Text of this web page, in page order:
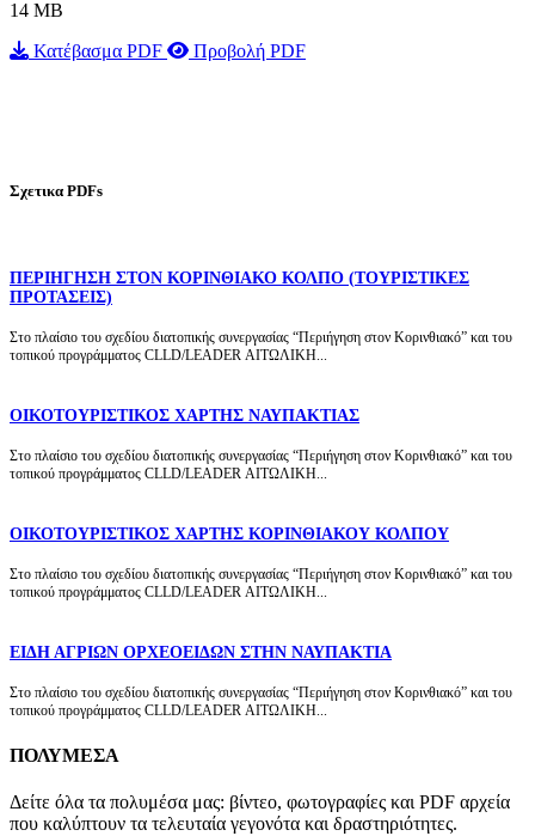
14 MB
Κατέβασμα PDF
Προβολή PDF
Σχετικα PDFs
ΠΕΡΙΗΓΗΣΗ ΣΤΟΝ ΚΟΡΙΝΘΙΑΚΟ ΚΟΛΠΟ (ΤΟΥΡΙΣΤΙΚΕΣ
ΠΡΟΤΑΣΕΙΣ)
Στο πλαίσιο του σχεδίου διατοπικής συνεργασίας “Περιήγηση στον Κορινθιακό” και του
τοπικού προγράμματος CLLD/LEADER ΑΙΤΩΛΙΚΗ...
ΟΙΚΟΤΟΥΡΙΣΤΙΚΟΣ ΧΑΡΤΗΣ ΝΑΥΠΑΚΤΙΑΣ
Στο πλαίσιο του σχεδίου διατοπικής συνεργασίας “Περιήγηση στον Κορινθιακό” και του
τοπικού προγράμματος CLLD/LEADER ΑΙΤΩΛΙΚΗ...
ΟΙΚΟΤΟΥΡΙΣΤΙΚΟΣ ΧΑΡΤΗΣ ΚΟΡΙΝΘΙΑΚΟΥ ΚΟΛΠΟΥ
Στο πλαίσιο του σχεδίου διατοπικής συνεργασίας “Περιήγηση στον Κορινθιακό” και του
τοπικού προγράμματος CLLD/LEADER ΑΙΤΩΛΙΚΗ...
ΕΙΔΗ ΑΓΡΙΩΝ ΟΡΧΕΟΕΙΔΩΝ ΣΤΗΝ ΝΑΥΠΑΚΤΙΑ
Στο πλαίσιο του σχεδίου διατοπικής συνεργασίας “Περιήγηση στον Κορινθιακό” και του
τοπικού προγράμματος CLLD/LEADER ΑΙΤΩΛΙΚΗ...
ΠΟΛΥΜΕΣΑ
Δείτε όλα τα πολυμέσα μας: βίντεο, φωτογραφίες και PDF αρχεία
που καλύπτουν τα τελευταία γεγονότα και δραστηριότητες.